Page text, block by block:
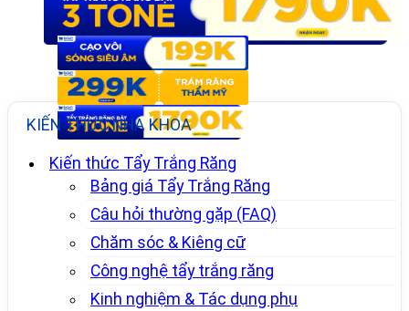
KIẾN THỨC NHA KHOA
Kiến thức Tẩy Trắng Răng
Bảng giá Tẩy Trắng Răng
Câu hỏi thường gặp (FAQ)
Chăm sóc & Kiêng cữ
Công nghệ tẩy trắng răng
Kinh nghiệm & Tác dụng phụ